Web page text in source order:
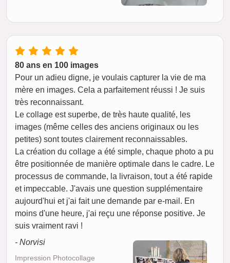
80 ans en 100 images
Pour un adieu digne, je voulais capturer la vie de ma
mère en images. Cela a parfaitement réussi ! Je suis
très reconnaissant.
Le collage est superbe, de très haute qualité, les
images (même celles des anciens originaux ou les
petites) sont toutes clairement reconnaissables.
La création du collage a été simple, chaque photo a pu
être positionnée de manière optimale dans le cadre. Le
processus de commande, la livraison, tout a été rapide
et impeccable. J'avais une question supplémentaire
aujourd'hui et j'ai fait une demande par e-mail. En
moins d'une heure, j'ai reçu une réponse positive. Je
suis vraiment ravi !
- Norvisi
Impression Photocollage